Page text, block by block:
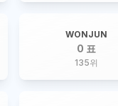
WONJUN
0 표
135위